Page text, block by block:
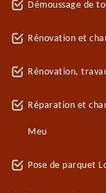
Démoussage de
Rénovation et
Rénovation,
Réparation et
Meu
Pose de parquet